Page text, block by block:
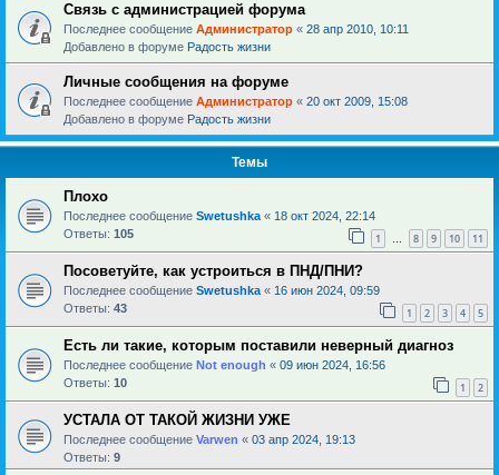
Связь с администрацией форума
Последнее сообщение Администратор « 28 апр 2010, 10:11
Добавлено в форуме Радость жизни
Личные сообщения на форуме
Последнее сообщение Администратор « 20 окт 2009, 15:08
Добавлено в форуме Радость жизни
Темы
Плохо
Последнее сообщение Swetushka « 18 окт 2024, 22:14
Ответы: 105 1 … 8 9 10 11
Посоветуйте, как устроиться в ПНД/ПНИ?
Последнее сообщение Swetushka « 16 июн 2024, 09:59
Ответы: 43 1 2 3 4 5
Есть ли такие, которым поставили неверный диагноз
Последнее сообщение Not enough « 09 июн 2024, 16:56
Ответы: 10 1 2
УСТАЛА ОТ ТАКОЙ ЖИЗНИ УЖЕ
Последнее сообщение Varwen « 03 апр 2024, 19:13
Ответы: 9